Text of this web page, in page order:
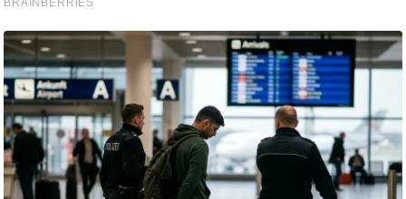
त्रा
रि
ले
श
न
शि
रा